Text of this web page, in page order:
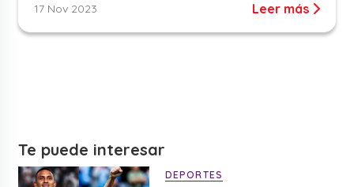
17 Nov 2023 Leer más
Te puede interesar
DEPORTES